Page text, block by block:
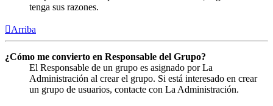
tenga sus razones.
Arriba
¿Cómo me convierto en Responsable del Grupo?
El Responsable de un grupo es asignado por La
Administración al crear el grupo. Si está interesado en crear
un grupo de usuarios, contacte con La Administración.